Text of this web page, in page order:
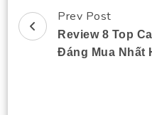
Post
Navigation
Prev Post
Review 8 Top
Đáng Mua Nhất